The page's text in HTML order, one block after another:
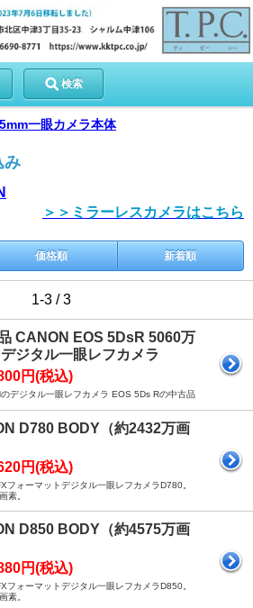
検索
一眼カメラ本体
み
＞＞ミラーレスカメラはこちら
価格順 新着順
1-3 / 3
CANON EOS 5DsR 5060万
ジタル一眼レフカメラ
円(税込)
デジタル一眼レフカメラ EOS 5Ds Rの中古品
D780 BODY（約2432万画
円(税込)
フォーマットデジタル一眼レフカメラD780。
素。
D850 BODY（約4575万画
円(税込)
フォーマットデジタル一眼レフカメラD850。
素。